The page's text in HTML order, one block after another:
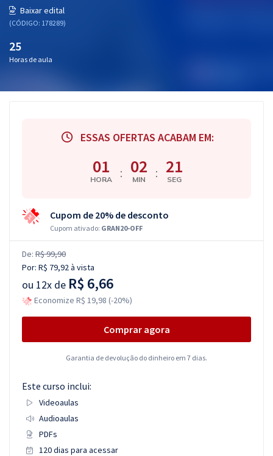
Blog
Aprovados
Baixar edital
(CÓDIGO: 178289)
25
Horas de aula
ESSAS OFERTAS ACABAM EM:
01
HORA : 02
MIN : 20
SEG
Cupom de 20% de desconto
Cupom ativado: GRAN20-OFF
De: R$ 99,90
Por: R$ 79,92à vista
ou 12x de R$ 6,66
Economize R$ 19,98 (-20%)
Comprar agora
Garantia de devolução do dinheiro em 7 dias.
Este curso inclui:
Videoaulas
Audioaulas
PDFs
120 dias para acessar